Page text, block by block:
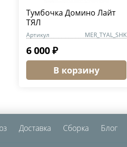
Тумбочка Домино Лайт
ТЯЛ
Артикул MER_TYAL_SHK
6 000 ₽
В корзину
Доставка Сборка Блог